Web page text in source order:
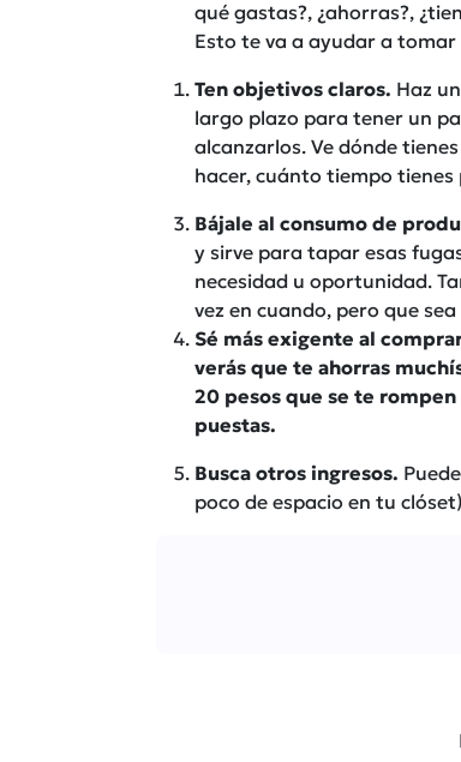
qué gastas?, ¿ahorras?,
Esto te va a ayudar a
Ten objetivos claros. Haz
largo plazo para tener un
alcanzarlos. Ve dónde
hacer, cuánto tiempo
Bájale al consumo de
y sirve para tapar esas
necesidad u oportunidad.
vez en cuando, pero que
Sé más exigente al
verás que te ahorras
20 pesos que se te
puestas.
Busca otros ingresos.
poco de espacio en tu